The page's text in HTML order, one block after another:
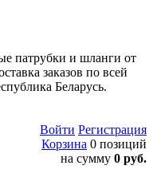
патрубки и шланги от
заказов по всей
Беларусь.
Войти Регистрация
Корзина 0 позиций
на сумму 0 руб.